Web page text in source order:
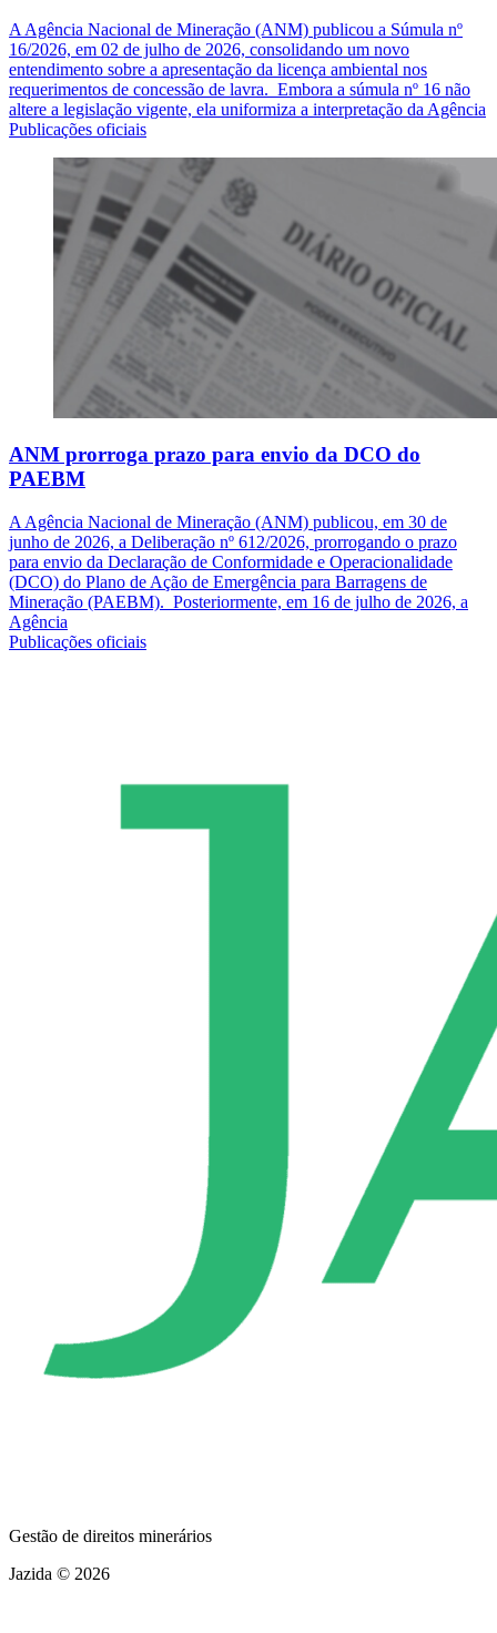
A Agência Nacional de Mineração (ANM) publicou a Súmula nº
16/2026, em 02 de julho de 2026, consolidando um novo
entendimento sobre a apresentação da licença ambiental nos
requerimentos de concessão de lavra. Embora a súmula nº 16 não
altere a legislação vigente, ela uniformiza a interpretação da Agência
Publicações oficiais
ANM prorroga prazo para envio da DCO do
PAEBM
A Agência Nacional de Mineração (ANM) publicou, em 30 de
junho de 2026, a Deliberação nº 612/2026, prorrogando o prazo
para envio da Declaração de Conformidade e Operacionalidade
(DCO) do Plano de Ação de Emergência para Barragens de
Mineração (PAEBM). Posteriormente, em 16 de julho de 2026, a
Agência
Publicações oficiais
Gestão de direitos minerários
Jazida © 2026